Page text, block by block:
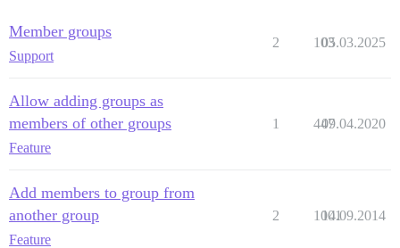
Member groups
Support
2 103
05.03.2025
Allow adding groups as
members of other groups
Feature
1 447
09.04.2020
Add members to group from
another group
Feature
2 1001
14.09.2014